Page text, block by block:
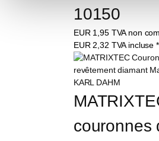
10150
EUR 1,95 TVA non
EUR2,32 TVA incluse *
couronnes